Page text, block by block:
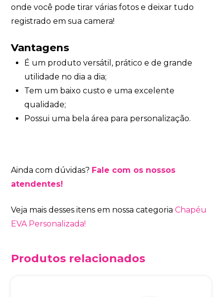
onde você pode tirar várias fotos e deixar tudo
registrado em sua camera!
Vantagens
É um produto versátil, prático e de grande
utilidade no dia a dia;
Tem um baixo custo e uma excelente
qualidade;
Possui uma bela área para personalização.
Ainda com dúvidas? Fale com os nossos
atendentes!
Veja mais desses itens em nossa categoriaChapéu
EVA Personalizada!
Produtos relacionados